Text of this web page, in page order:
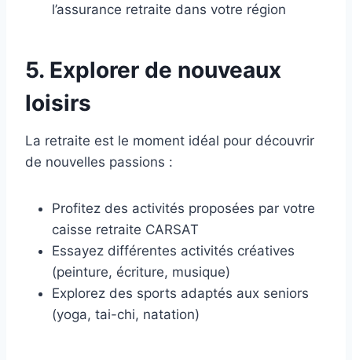
l’assurance retraite dans votre région
5. Explorer de nouveaux
loisirs
La retraite est le moment idéal pour découvrir
de nouvelles passions :
Profitez des activités proposées par votre
caisse retraite CARSAT
Essayez différentes activités créatives
(peinture, écriture, musique)
Explorez des sports adaptés aux seniors
(yoga, tai-chi, natation)